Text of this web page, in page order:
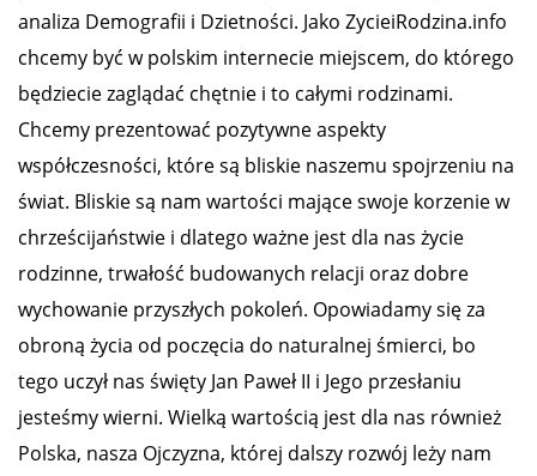
analiza Demografii i Dzietności. Jako ZycieiRodzina.info
chcemy być w polskim internecie miejscem, do którego
będziecie zaglądać chętnie i to całymi rodzinami.
Chcemy prezentować pozytywne aspekty
współczesności, które są bliskie naszemu spojrzeniu na
świat. Bliskie są nam wartości mające swoje korzenie w
chrześcijaństwie i dlatego ważne jest dla nas życie
rodzinne, trwałość budowanych relacji oraz dobre
wychowanie przyszłych pokoleń. Opowiadamy się za
obroną życia od poczęcia do naturalnej śmierci, bo
tego uczył nas święty Jan Paweł II i Jego przesłaniu
jesteśmy wierni. Wielką wartością jest dla nas również
Polska, nasza Ojczyzna, której dalszy rozwój leży nam